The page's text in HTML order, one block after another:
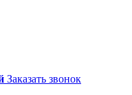
Заказать звонок